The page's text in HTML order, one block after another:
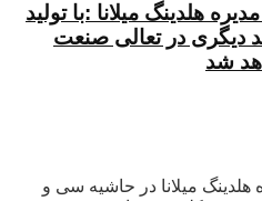
هلدینگ میلانا :با تولید
دیگری در تعالی صنعت
شد
میلانا در حاشیه سی و